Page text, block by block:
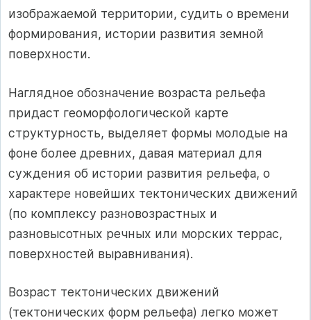
изображаемой территории, судить о времени
формирования, истории развития земной
поверхности.
Наглядное обозначение возраста рельефа
придаст геоморфологической карте
структурность, выделяет формы молодые на
фоне более древних, давая материал для
суждения об истории развития рельефа, о
характере новейших тектонических движений
(по комплексу разновозрастных и
разновысотных речных или морских террас,
поверхностей выравнивания).
Возраст тектонических движений
(тектонических форм рельефа) легко может